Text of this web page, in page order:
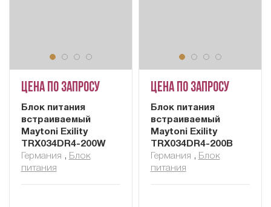
Цена по запросу
Блок питания
встраиваемый
Maytoni Exility
TRX034DR4-200W
Германия , Блок
питания
Цена по запросу
Блок питания
встраиваемый
Maytoni Exility
TRX034DR4-200B
Германия , Блок
питания